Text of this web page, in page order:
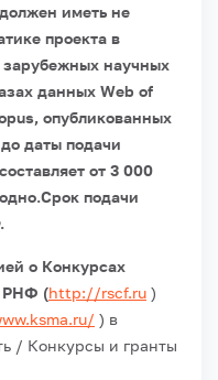
иметь не
проекта в
научных
данных Web of
опубликованных
даты подачи
от 3 000
Срок подачи
.
о Конкурсах
РНФ (http://rscf.ru )
) в
/ Конкурсы и гранты